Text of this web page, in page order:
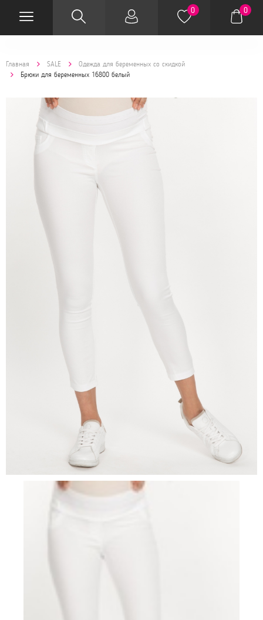
0 0
Главная SALE
Одежда для беременных со скидкой
Брюки для беременных 16800 белый